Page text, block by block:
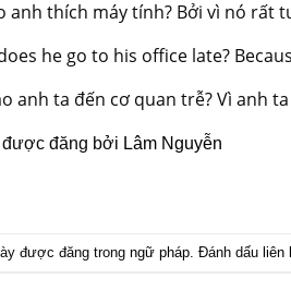
anh thích máy tính? Bởi vì nó rất
he go to his office late?
anh ta đến cơ quan trễ? Vì anh
được đăng bởi Lâm Nguyễn
được đăng trong ngữ pháp . Đánh dấu liên